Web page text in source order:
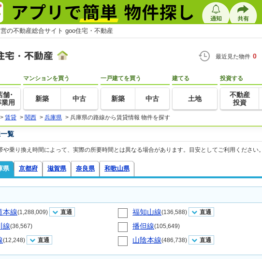
の不動産総合サイト goo住宅・不動産
最近見た物件 0
舗･
用
マンションを買う
新築 中古
一戸建てを買う
新築 中古
建てる
土地
投資する
不動産
投資
> 賃貸 > 関西 > 兵庫県 > 兵庫県の路線から賃貸情報 物件を探す
覧
乗り換え時間によって、実際の所要時間とは異なる場合があります。目安としてご利用ください。
県 京都府 滋賀県 奈良県 和歌山県
本線(1,288,009) 直通 福知山線(136,588) 直通
線(36,567) 播但線(105,649)
(12,248) 直通 山陰本線(486,738) 直通